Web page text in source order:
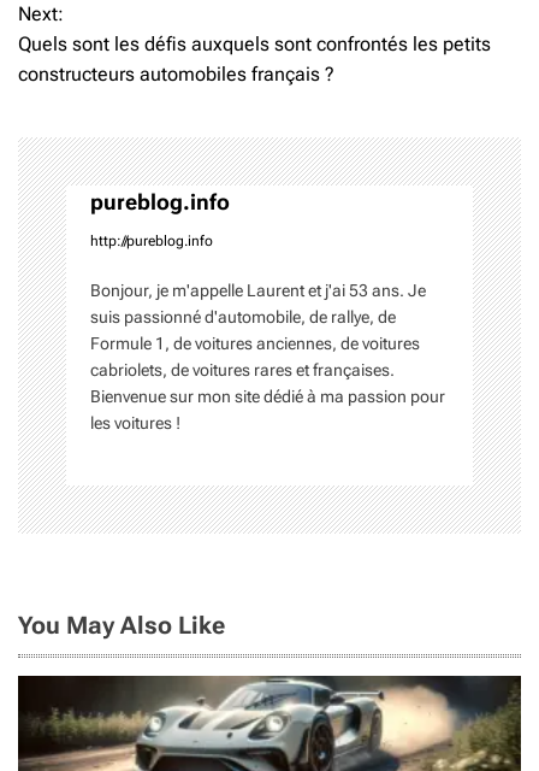
v
i
a
t
i
o
n
d
e
l
’
r
t
c
Next:
Quels sont les défis auxquels sont confrontés les petits
constructeurs automobiles français ?
pureblog.info
http://pureblog.info
Bonjour, je m'appelle Laurent et j'ai 53 ans. Je
suis passionné d'automobile, de rallye, de
Formule 1, de voitures anciennes, de voitures
cabriolets, de voitures rares et françaises.
Bienvenue sur mon site dédié à ma passion pour
les voitures !
You May Also Like